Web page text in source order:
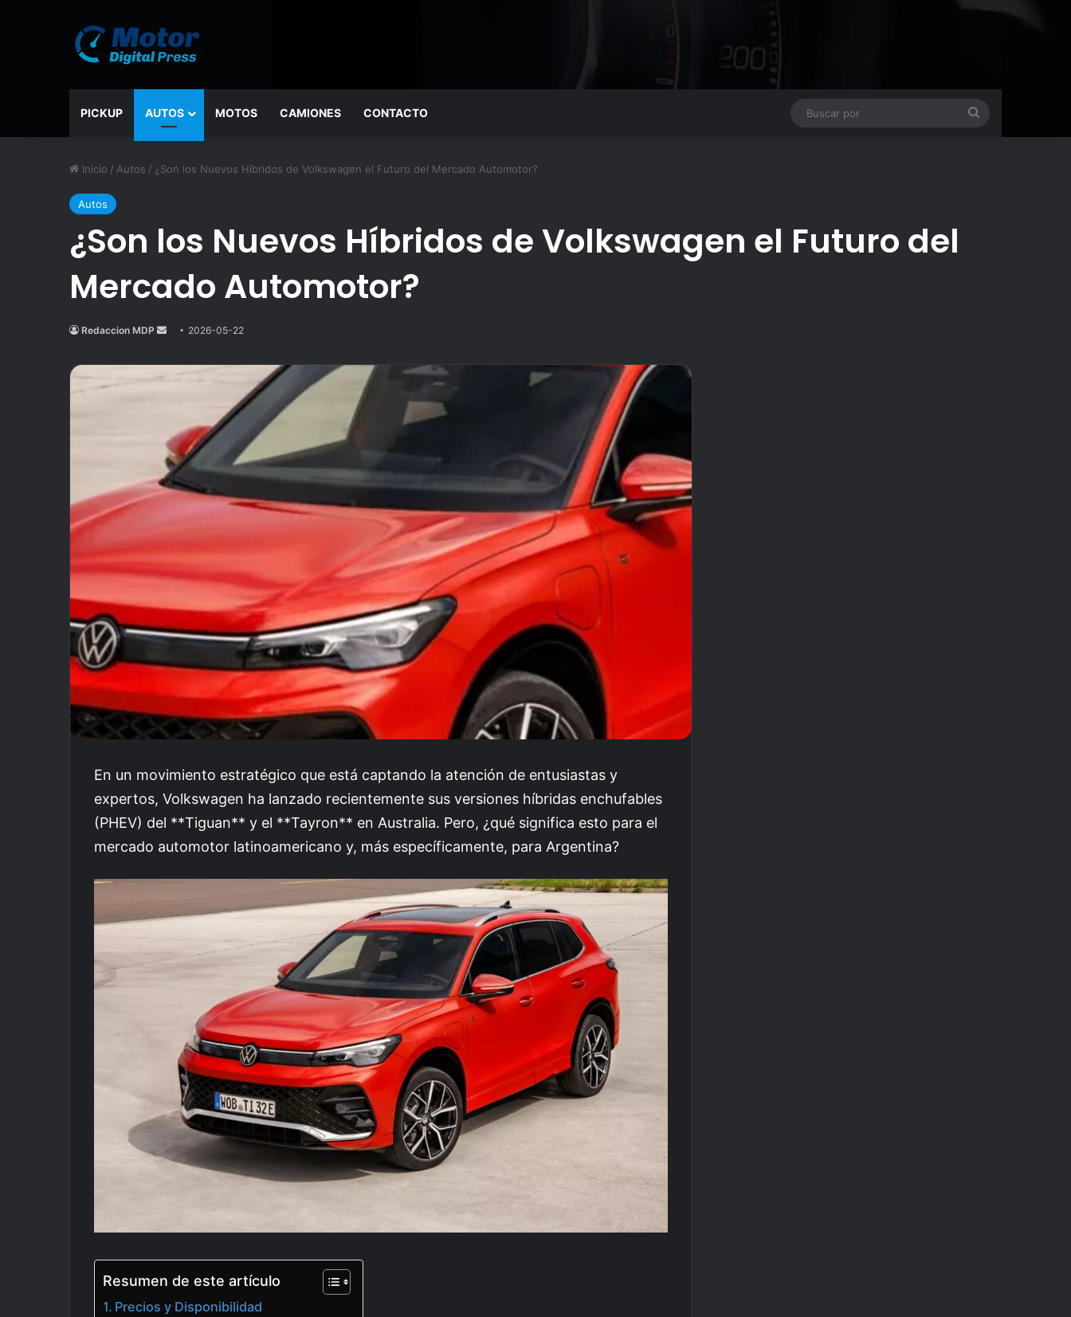
PICKUP AUTOS MOTOS CAMIONES CONTACTO
Inicio / Autos / ¿Son los Nuevos Híbridos de Volkswagen el Futuro del Mercado Automotor?
Autos
¿Son los Nuevos Híbridos de Volkswagen el Futuro del
Mercado Automotor?
Redaccion MDP
Send
email
2026-05-22
En un movimiento estratégico que está captando la atención de entusiastas y
expertos, Volkswagen ha lanzado recientemente sus versiones híbridas enchufables
(PHEV) del **Tiguan** y el **Tayron** en Australia. Pero, ¿qué significa esto para el
mercado automotor latinoamericano y, más específicamente, para Argentina?
Resumen de este artículo
Precios y Disponibilidad